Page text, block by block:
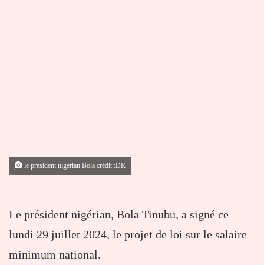
le président nigérian Bola crédit :DR
Le président nigérian, Bola Tinubu, a signé ce
lundi 29 juillet 2024, le projet de loi sur le salaire
minimum national.